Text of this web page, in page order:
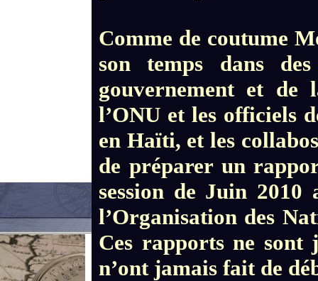
Comme de coutume
son temps dans
gouvernement et de
l’ONU et les officiels
en Haïti, et les
de préparer un
session de Juin 2010
l’Organisation des
Ces rapports ne sont
n’ont jamais fait de